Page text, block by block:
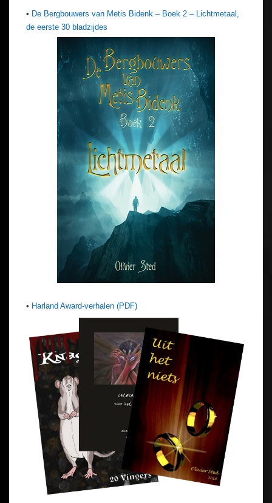
• De Bergbouwers van Metis Bidenk – Boek 2 – Lichtmetaal,
de eerste 30 bladzijdes
• Harland Award-verhalen (PDF)